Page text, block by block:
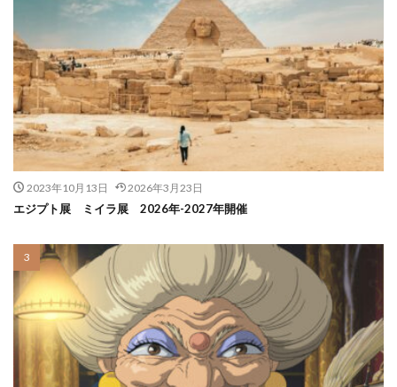
2023年10月13日 2026年3月23日
エジプト展 ミイラ展 2026年-2027年開催